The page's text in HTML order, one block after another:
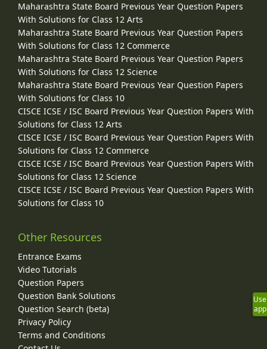
Maharashtra State Board Previous Year Question Papers
With Solutions for Class 12 Arts
Maharashtra State Board Previous Year Question Papers
With Solutions for Class 12 Commerce
Maharashtra State Board Previous Year Question Papers
With Solutions for Class 12 Science
Maharashtra State Board Previous Year Question Papers
With Solutions for Class 10
CISCE ICSE / ISC Board Previous Year Question Papers With
Solutions for Class 12 Arts
CISCE ICSE / ISC Board Previous Year Question Papers With
Solutions for Class 12 Commerce
CISCE ICSE / ISC Board Previous Year Question Papers With
Solutions for Class 12 Science
CISCE ICSE / ISC Board Previous Year Question Papers With
Solutions for Class 10
Other Resources
Entrance Exams
Video Tutorials
Question Papers
Question Bank Solutions
Question Search (beta)
Privacy Policy
Terms and Conditions
Use
app